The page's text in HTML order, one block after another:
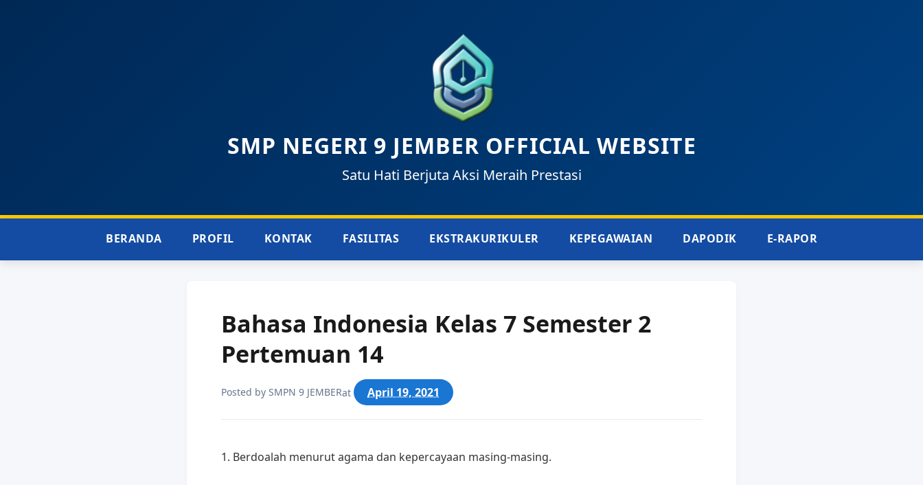
SMP NEGERI 9 JEMBER OFFICIAL WEBSITE
Satu Hati Berjuta Aksi Meraih Prestasi
BERANDA PROFIL KONTAK FASILITAS EKSTRAKURIKULER KEPEGAWAIAN DAPODIK E-RAPOR
Bahasa Indonesia Kelas 7 Semester 2
Pertemuan 14
1. Berdoalah menurut agama dan kepercayaan masing-masing.
Posted by SMPN 9 JEMBERat April 19, 2021